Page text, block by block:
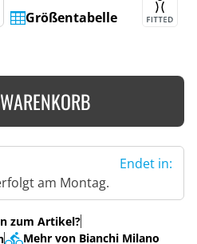
Größentabelle
am Montag.
Endet in:
zum Artikel?
Mehr von Bianchi Milano